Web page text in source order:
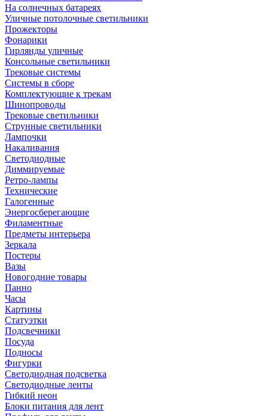
На солнечных батареях
Уличные потолочные светильники
Прожекторы
Фонарики
Гирлянды уличные
Консольные светильники
Трековые системы
Системы в сборе
Комплектующие к трекам
Шинопроводы
Трековые светильники
Струнные светильники
Лампочки
Накаливания
Светодиодные
Диммируемые
Ретро-лампы
Технические
Галогенные
Энергосберегающие
Филаментные
Предметы интерьера
Зеркала
Постеры
Вазы
Новогодние товары
Панно
Часы
Картины
Статуэтки
Подсвечники
Посуда
Подносы
Фигурки
Светодиодная подсветка
Светодиодные ленты
Гибкий неон
Блоки питания для лент